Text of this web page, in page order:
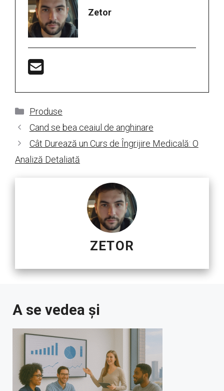
Zetor
Categorii
Produse
Cand se bea ceaiul de anghinare
Cât Durează un Curs de Îngrijire Medicală: O
Analiză Detaliată
ZETOR
A se vedea și